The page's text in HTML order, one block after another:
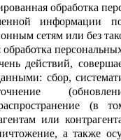
обработка
информации
сетям или без
действий,
сбор,
(в
или
а также